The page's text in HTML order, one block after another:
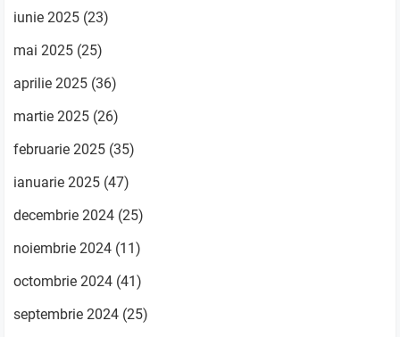
iunie 2025 (23)
mai 2025 (25)
aprilie 2025 (36)
martie 2025 (26)
februarie 2025 (35)
ianuarie 2025 (47)
decembrie 2024 (25)
noiembrie 2024 (11)
octombrie 2024 (41)
septembrie 2024 (25)